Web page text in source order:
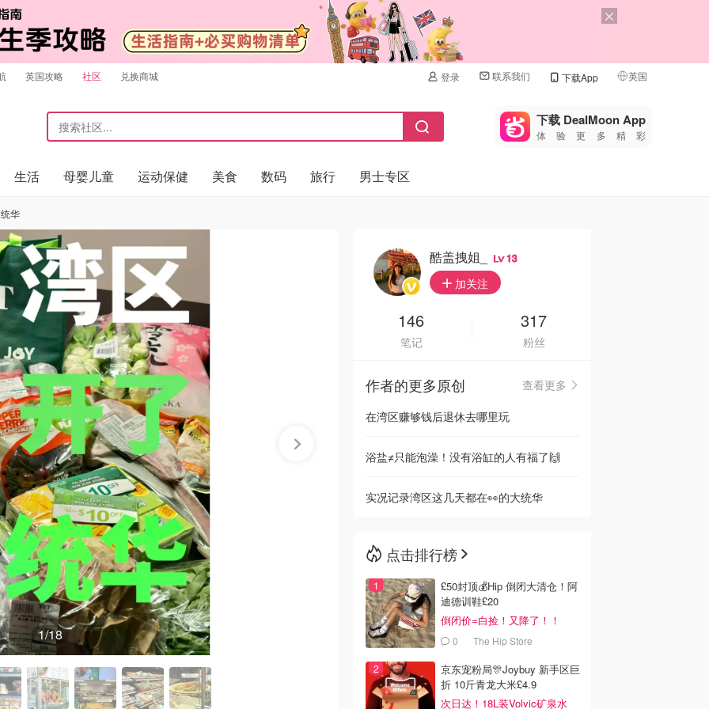
英国攻略 社区 兑换商城 登录 联系我们 下载App 英国
🇺🇸
🇨🇳 中国
🇮🇹
🇦🇺
🇳🇿新西兰
下载 DealMoon App
体验更多精彩
生活 母婴儿童 运动保健 美食 数码 旅行 男士专区
华
1/18
酷盖拽姐_ 13
加关注
146
笔记
317
粉丝
作者的更多原创
查看更多
在湾区赚够钱后退休去哪里玩
浴盐≠只能泡澡！没有浴缸的人有福了🙌
实况记录湾区这几天都在👀的大统华
点击排行榜
£50封顶💰Hip 倒闭大清仓！阿
迪德训鞋£20
倒闭价=白捡！又降了！！
0 The Hip Store
京东宠粉局🎊Joybuy 新手区巨
折 10斤青龙大米£4.9
次日达！18L装Volvic矿泉水